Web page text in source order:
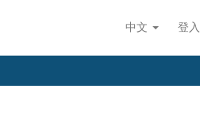
中文 登入